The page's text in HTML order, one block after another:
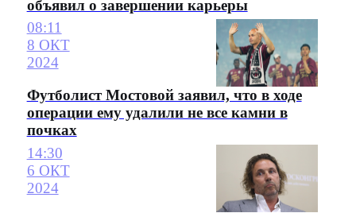
объявил о завершении карьеры
08:11
8 ОКТ
2024
Футболист Мостовой заявил, что в ходе
операции ему удалили не все камни в
почках
14:30
6 ОКТ
2024